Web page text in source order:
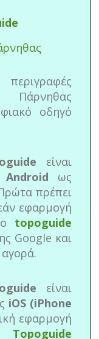
οδηγό
είναι
Android ως
πρέπει
εφαρμογή
topoguide
Google και
είναι
iOS (iPhone
εφαρμογή
Topoguide